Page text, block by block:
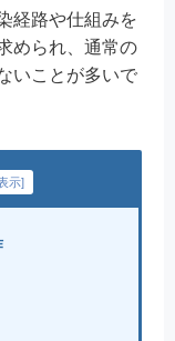
経路や仕組みを
められ、通常の
いことが多いで
示]